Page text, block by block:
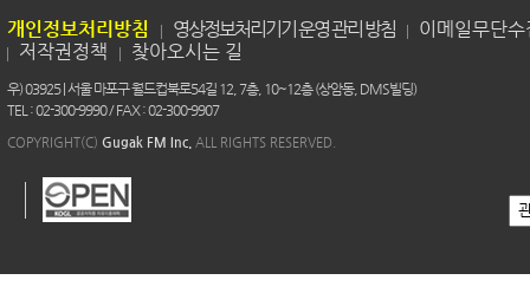
개인정보처리방침 영상정보처리기기 운영 관리 방침
이메일무단
저작권정책
찾아오시는 길
우) 03925 | 서울 마포구 월드컵북로54길 12, 7층, 10~12층 (상암동, DMS빌딩)
TEL : 02-300-9990 / FAX : 02-300-9907
COPYRIGHT(C) Gugak FM Inc. ALL RIGHTS RESERVED.